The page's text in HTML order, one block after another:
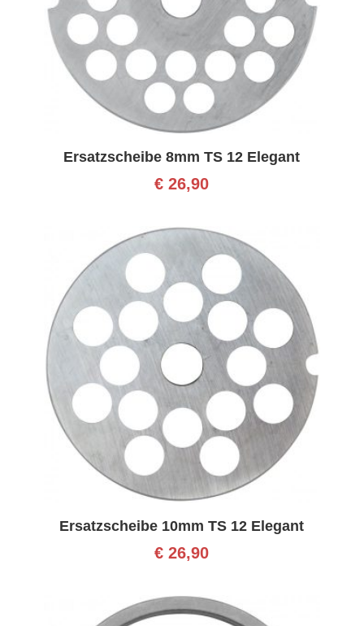
Ersatzscheibe 8mm TS 12 Elegant
€ 26,90
Ersatzscheibe 10mm TS 12 Elegant
€ 26,90